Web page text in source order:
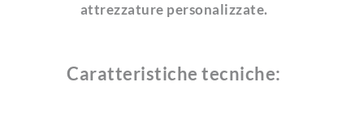
attrezzature personalizzate.
Caratteristiche tecniche: